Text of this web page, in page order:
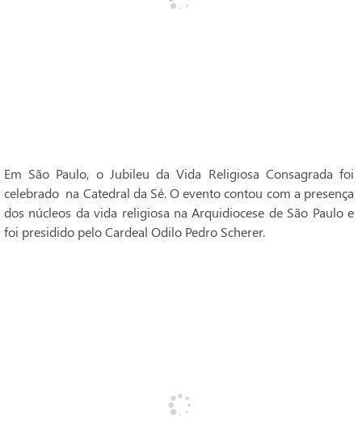
Em São Paulo, o Jubileu da Vida Religiosa Consagrada foi
celebrado na Catedral da Sé. O evento contou com a presença
dos núcleos da vida religiosa na Arquidiocese de São Paulo e
foi presidido pelo Cardeal Odilo Pedro Scherer.